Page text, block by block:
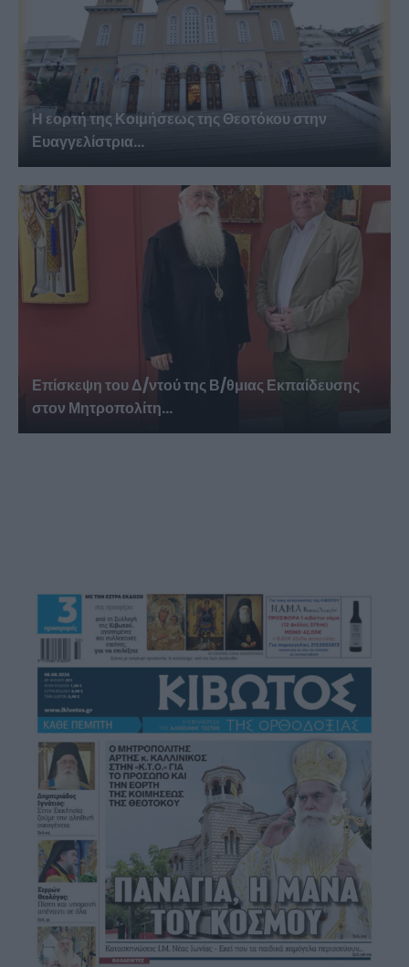
Η εορτή της Κοιμήσεως της Θεοτόκου στην
Ευαγγελίστρια...
Επίσκεψη του Δ/ντού της Β/θμιας Εκπαίδευσης
στον Μητροπολίτη...